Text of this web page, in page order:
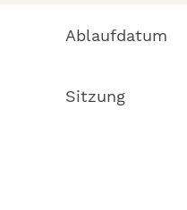
Ablaufdatum
Sitzung